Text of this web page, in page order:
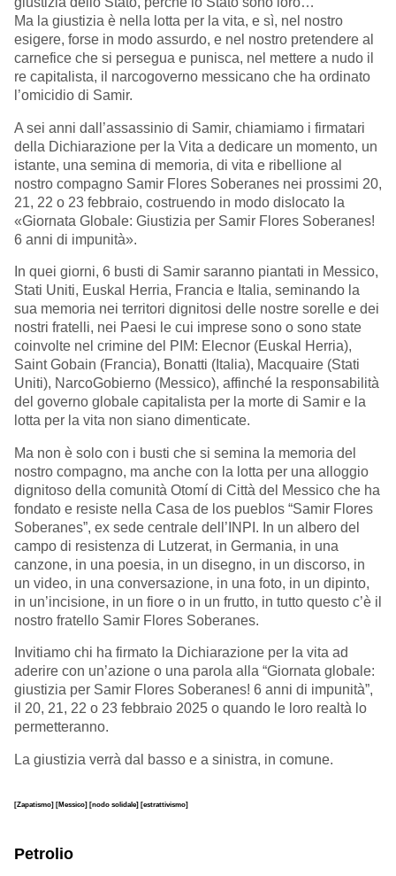
Ma la giustizia è nella lotta per la vita, e sì, nel nostro
esigere, forse in modo assurdo, e nel nostro pretendere al
carnefice che si persegua e punisca, nel mettere a nudo il
re capitalista, il narcogoverno messicano che ha ordinato
l’omicidio di Samir.
A sei anni dall’assassinio di Samir, chiamiamo i firmatari
della Dichiarazione per la Vita a dedicare un momento, un
istante, una semina di memoria, di vita e ribellione al
nostro compagno Samir Flores Soberanes nei prossimi 20,
21, 22 o 23 febbraio, costruendo in modo dislocato la
«Giornata Globale: Giustizia per Samir Flores Soberanes!
6 anni di impunità».
In quei giorni, 6 busti di Samir saranno piantati in Messico,
Stati Uniti, Euskal Herria, Francia e Italia, seminando la
sua memoria nei territori dignitosi delle nostre sorelle e dei
nostri fratelli, nei Paesi le cui imprese sono o sono state
coinvolte nel crimine del PIM: Elecnor (Euskal Herria),
Saint Gobain (Francia), Bonatti (Italia), Macquaire (Stati
Uniti), NarcoGobierno (Messico), affinché la responsabilità
del governo globale capitalista per la morte di Samir e la
lotta per la vita non siano dimenticate.
Ma non è solo con i busti che si semina la memoria del
nostro compagno, ma anche con la lotta per una alloggio
dignitoso della comunità Otomí di Città del Messico che ha
fondato e resiste nella Casa de los pueblos “Samir Flores
Soberanes”, ex sede centrale dell’INPI. In un albero del
campo di resistenza di Lutzerat, in Germania, in una
canzone, in una poesia, in un disegno, in un discorso, in
un video, in una conversazione, in una foto, in un dipinto,
in un’incisione, in un fiore o in un frutto, in tutto questo c’è il
nostro fratello Samir Flores Soberanes.
Invitiamo chi ha firmato la Dichiarazione per la vita ad
aderire con un’azione o una parola alla “Giornata globale:
giustizia per Samir Flores Soberanes! 6 anni di impunità”,
il 20, 21, 22 o 23 febbraio 2025 o quando le loro realtà lo
permetteranno.
La giustizia verrà dal basso e a sinistra, in comune.
[Zapatismo] [Messico] [nodo solidale] [estrattivismo]
Petrolio